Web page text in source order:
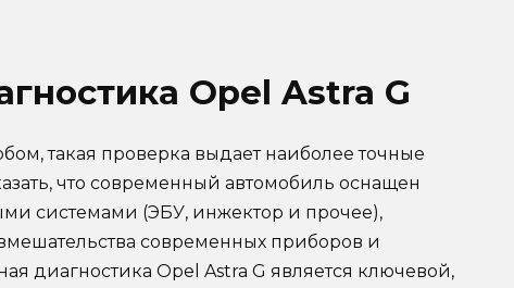
Opel Astra G
такая проверка выдает наиболее точные
что современный автомобиль оснащен
системами (ЭБУ, инжектор и прочее),
современных приборов и
диагностика Opel Astra G является ключевой,